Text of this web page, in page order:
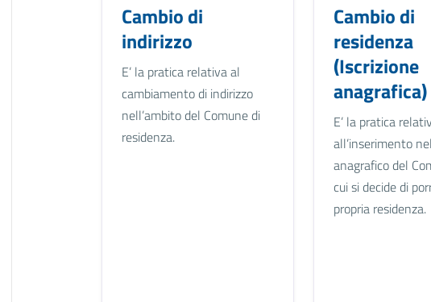
Cambio di
indirizzo
E’ la pratica relativa al
cambiamento di indirizzo
nell’ambito del Comune di
residenza.
Cambio di
residenza
(Iscrizione
anagrafica)
E’ la pratica
all’inserimento
anagrafico del
cui si decide di
propria residenza.